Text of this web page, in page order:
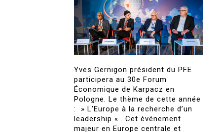
Yves Gernigon président du PFE
participera au 30e Forum
Économique de Karpacz en
Pologne. Le thème de cette année
: » L’Europe à la recherche d’un
leadership « . Cet événement
majeur en Europe centrale et